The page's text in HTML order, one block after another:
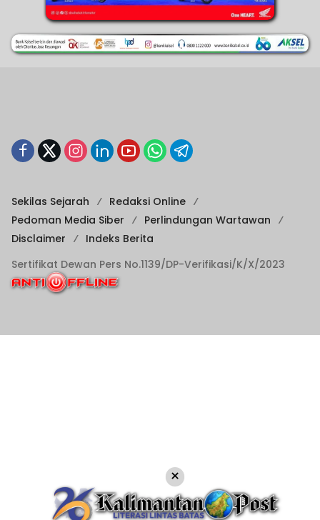
Sekilas Sejarah
Redaksi Online
Pedoman Media Siber
Perlindungan Wartawan
Disclaimer
Indeks Berita
Sertifikat Dewan Pers No.1139/DP-Verifikasi/K/X/2023
×